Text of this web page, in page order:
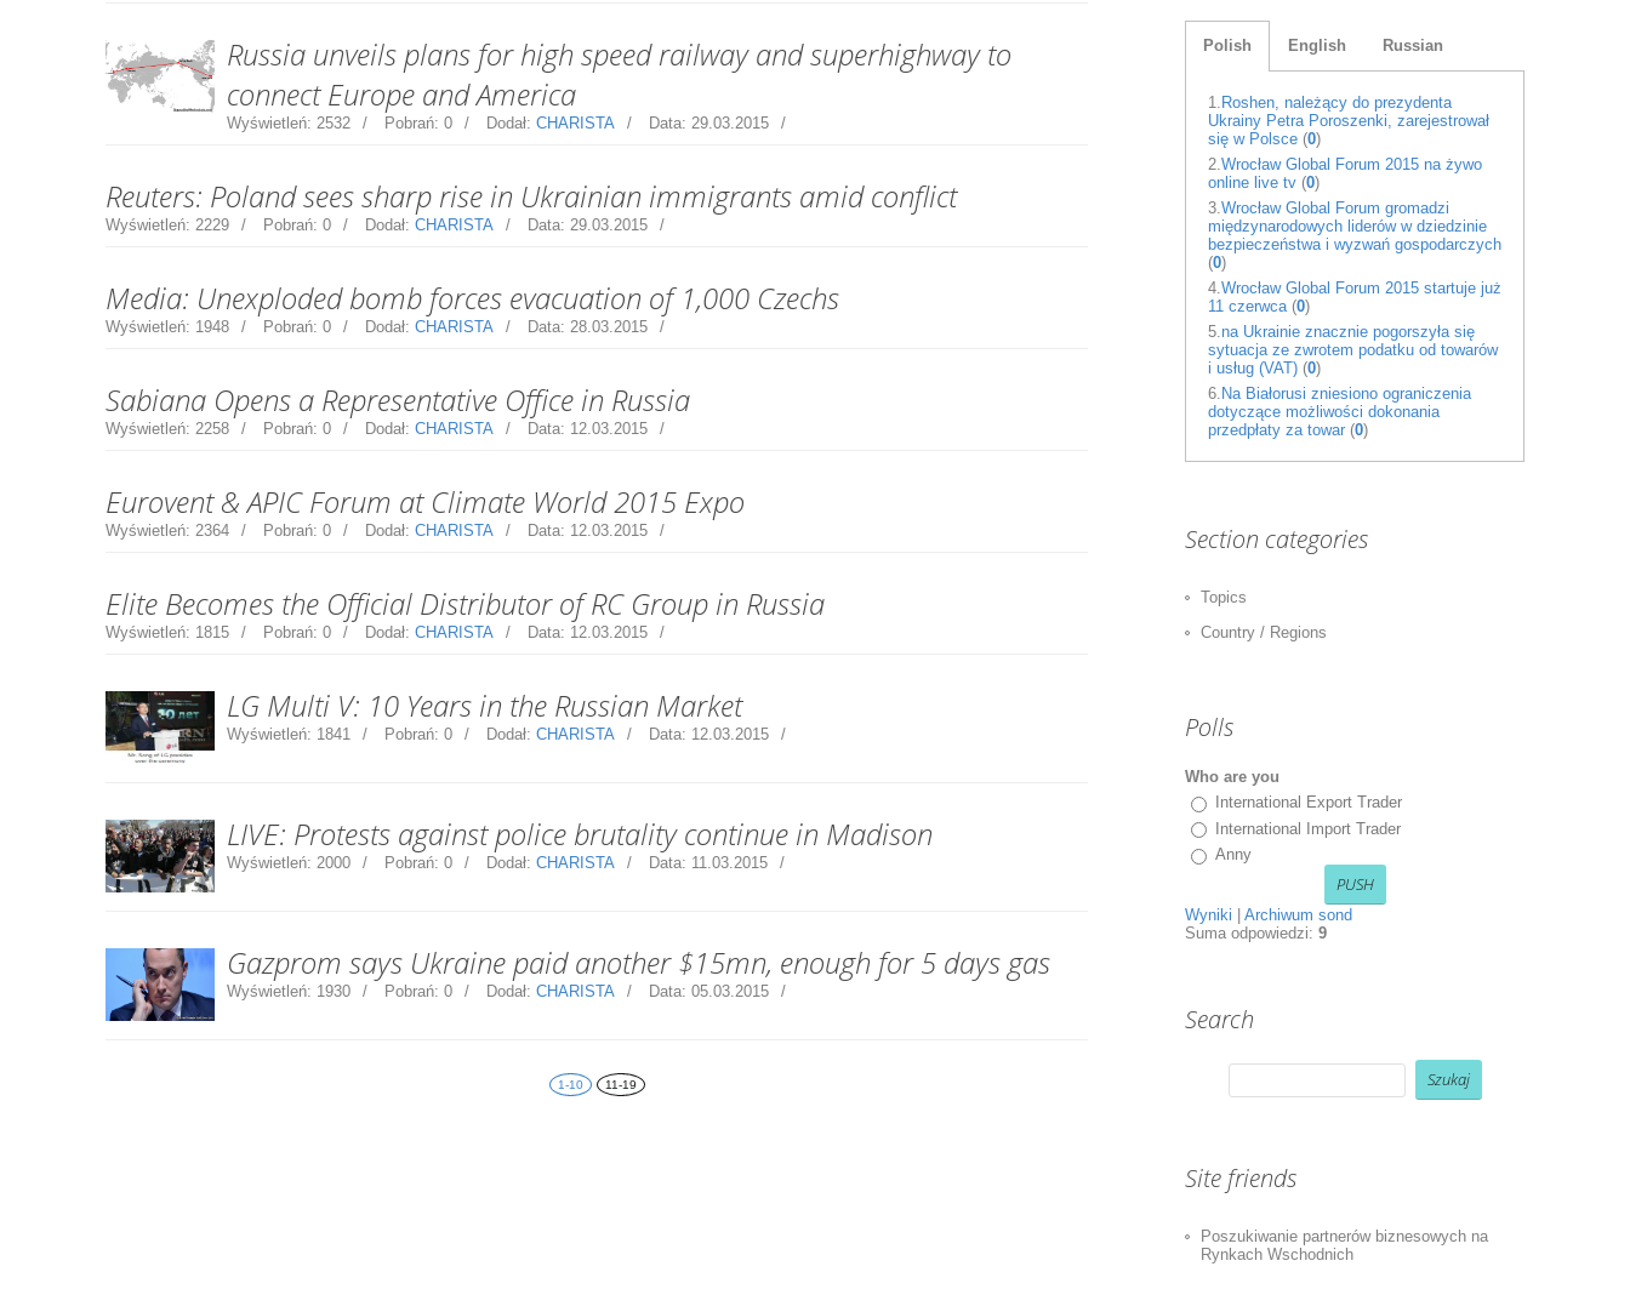
Russia unveils plans for high speed railway and superhighway to
connect Europe and America
Wyświetleń: 2532 Pobrań: 0 Dodał: CHARISTA Data: 29.03.2015
Reuters: Poland sees sharp rise in Ukrainian immigrants amid conflict
Wyświetleń: 2229 Pobrań: 0 Dodał: CHARISTA Data: 29.03.2015
Media: Unexploded bomb forces evacuation of 1,000 Czechs
Wyświetleń: 1948 Pobrań: 0 Dodał: CHARISTA Data: 28.03.2015
Sabiana Opens a Representative Office in Russia
Wyświetleń: 2258 Pobrań: 0 Dodał: CHARISTA Data: 12.03.2015
Eurovent & APIC Forum at Climate World 2015 Expo
Wyświetleń: 2364 Pobrań: 0 Dodał: CHARISTA Data: 12.03.2015
Elite Becomes the Official Distributor of RC Group in Russia
Wyświetleń: 1815 Pobrań: 0 Dodał: CHARISTA Data: 12.03.2015
LG Multi V: 10 Years in the Russian Market
Wyświetleń: 1841 Pobrań: 0 Dodał: CHARISTA Data: 12.03.2015
LIVE: Protests against police brutality continue in Madison
Wyświetleń: 2000 Pobrań: 0 Dodał: CHARISTA Data: 11.03.2015
Gazprom says Ukraine paid another $15mn, enough for 5 days gas
Wyświetleń: 1930 Pobrań: 0 Dodał: CHARISTA Data: 05.03.2015
1-10 11-19
Polish English Russian
1. Roshen, należący do prezydenta
Ukrainy Petra Poroszenki, zarejestrował
się w Polsce (0)
2.Wrocław Global Forum 2015 na żywo
online live tv (0)
3.Wrocław Global Forum gromadzi
międzynarodowych liderów w dziedzinie
bezpieczeństwa i wyzwań gospodarczych
(0)
4.Wrocław Global Forum 2015 startuje już
11 czerwca (0)
5.na Ukrainie znacznie pogorszyła się
sytuacja ze zwrotem podatku od towarów
i usług (VAT) (0)
6. Na Białorusi zniesiono ograniczenia
dotyczące możliwości dokonania
przedpłaty za towar (0)
Section categories
Topics
Country / Regions
Polls
Who are you
International Export Trader
International Import Trader
Anny
Wyniki | Archiwum sond
Suma odpowiedzi: 9
Search
Site friends
Poszukiwanie partnerów biznesowych na
Rynkach Wschodnich